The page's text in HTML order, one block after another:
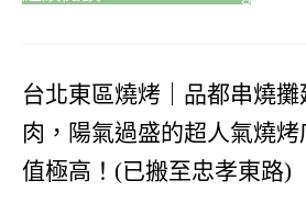
台北東區燒烤｜品都串燒
肉，陽氣過盛的超人氣燒烤
值極高！(已搬至忠孝東路)